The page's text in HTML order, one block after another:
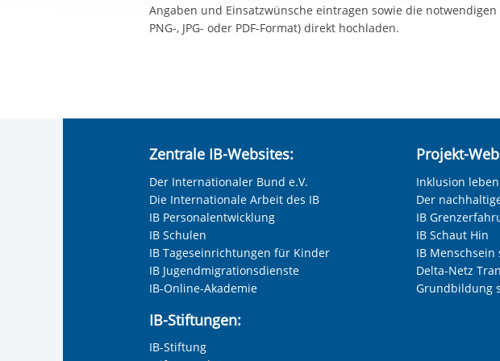
Ihre etwaige Einwilligung erstreckt sich nicht auf
der von Ihnen aufgerufenen und somit
Angaben und Einsatzwünsche eintragen sowie die
PNG-, JPG- oder PDF-Format) direkt hochladen.
Zentrale IB-Websites:
Der Internationaler Bund e.V.
Die Internationale Arbeit des IB
IB Personalentwicklung
IB Schulen
IB Tageseinrichtungen für Kinder
IB Jugendmigrationsdienste
IB-Online-Akademie
IB-Stiftungen:
IB-Stiftung
Projekt-
Inklusion
Der
IB
IB Schaut Hin
IB Menschsein
Delta-Netz
Grundbildung